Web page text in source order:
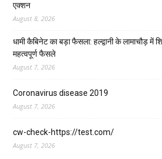
एक्शन
August 8, 2026
धामी कैबिनेट का बड़ा फैसला: हल्द्वानी के लामाचौड़ में
महत्वपूर्ण फैसले
August 7, 2026
Coronavirus disease 2019
August 7, 2026
cw-check-https://test.com/
August 7, 2026